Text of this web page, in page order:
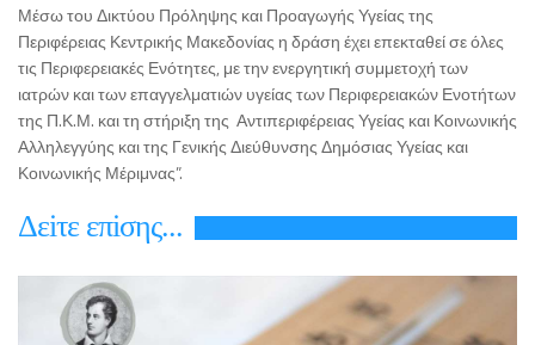
Μέσω του Δικτύου Πρόληψης και Προαγωγής Υγείας της
Περιφέρειας Κεντρικής Μακεδονίας η δράση έχει επεκταθεί σε όλες
τις Περιφερειακές Ενότητες, με την ενεργητική συμμετοχή των
ιατρών και των επαγγελματιών υγείας των Περιφερειακών Ενοτήτων
της Π.Κ.Μ. και τη στήριξη της Αντιπεριφέρειας Υγείας και Κοινωνικής
Αλληλεγγύης και της Γενικής Διεύθυνσης Δημόσιας Υγείας και
Κοινωνικής Μέριμνας”.
Δεiτε επiσης...